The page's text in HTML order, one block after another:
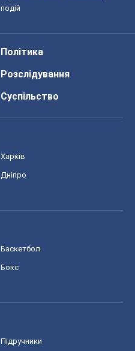
подій
Політика
Розслідування
Суспільство
Харків
Дніпро
Баскетбол
Бокс
Підручники